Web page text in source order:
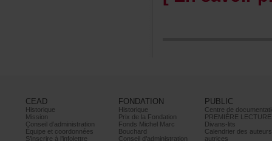
CEAD
Historique
Mission
Conseild’administration
Équipeetcoordonnées
S’inscrireàl’infolettre
FONDATION
Historique
PrixdelaFondation
FondsMichelMarc
Bouchard
Conseild’administration
PUBLIC
PREMIÈRELECTURE
Divans-lits
autrices